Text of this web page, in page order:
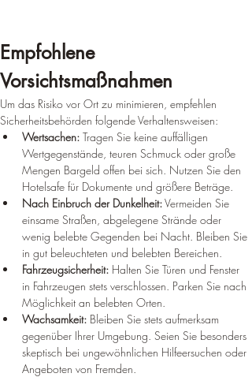
Empfohlene
Vorsichtsmaßnahmen
Um das Risiko vor Ort zu minimieren, empfehlen
Sicherheitsbehörden folgende Verhaltensweisen:
Wertsachen: Tragen Sie keine auffälligen
Wertgegenstände, teuren Schmuck oder große
Mengen Bargeld offen bei sich. Nutzen Sie den
Hotelsafe für Dokumente und größere Beträge.
Nach Einbruch der Dunkelheit: Vermeiden Sie
einsame Straßen, abgelegene Strände oder
wenig belebte Gegenden bei Nacht. Bleiben Sie
in gut beleuchteten und belebten Bereichen.
Fahrzeugsicherheit: Halten Sie Türen und Fenster
in Fahrzeugen stets verschlossen. Parken Sie nach
Möglichkeit an belebten Orten.
Wachsamkeit: Bleiben Sie stets aufmerksam
gegenüber Ihrer Umgebung. Seien Sie besonders
skeptisch bei ungewöhnlichen Hilfeersuchen oder
Angeboten von Fremden.